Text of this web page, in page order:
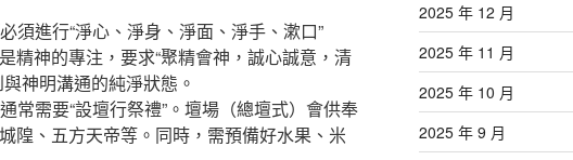
須進行“淨心、淨身、淨面、淨手、漱口”
精神的專注，要求“聚精會神，誠心誠意，清
神明溝通的純淨狀態。
常需要“設壇行祭禮”。壇場（總壇式）會供奉
隍、五方天帝等。同時，需預備好水果、米
2025 年 12 月
2025 年 11 月
2025 年 10 月
2025 年 9 月